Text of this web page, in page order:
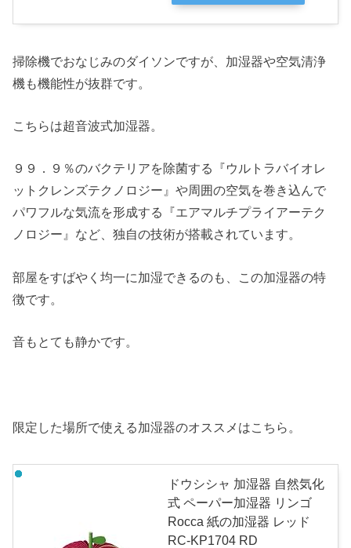
掃除機でおなじみのダイソンですが、加湿器や空気清浄
機も機能性が抜群です。
こちらは超音波式加湿器。
９９．９％のバクテリアを除菌する『ウルトラバイオレ
ットクレンズテクノロジー』や周囲の空気を巻き込んで
パワフルな気流を形成する『エアマルチプライアーテク
ノロジー』など、独自の技術が搭載されています。
部屋をすばやく均一に加湿できるのも、この加湿器の特
徴です。
音もとても静かです。
限定した場所で使える加湿器のオススメはこちら。
ドウシシャ 加湿器 自然気化
式 ペーパー加湿器 リンゴ
Rocca 紙の加湿器 レッド
RC-KP1704 RD